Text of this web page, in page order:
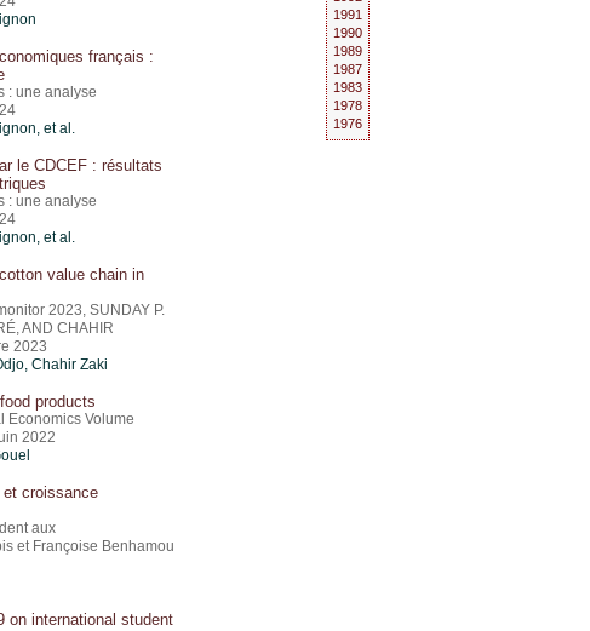
français :
: une analyse
, et al.
le CDCEF : résultats
: une analyse
, et al.
value chain in
2023, SUNDAY P.
AND CHAHIR
2023
Chahir Zaki
products
Economics Volume
2022
et croissance
aux
et Françoise Benhamou
on international student
1991
1990
1989
1987
1983
1978
1976